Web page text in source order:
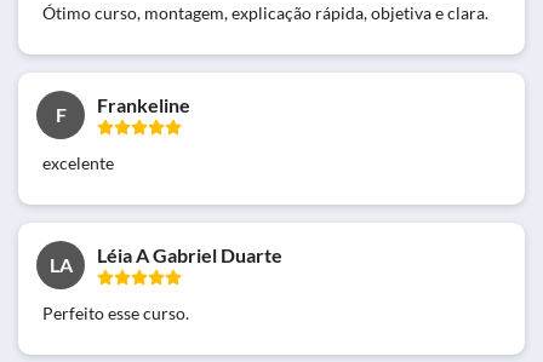
Ótimo curso, montagem, explicação rápida, objetiva e clara.
F Frankeline
excelente
LA Léia A Gabriel Duarte
Perfeito esse curso.